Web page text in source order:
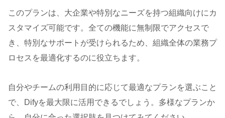
このプランは、大企業や特別なニーズを持つ組織向けにカ
スタマイズ可能です。全ての機能に無制限でアクセスで
き、特別なサポートが受けられるため、組織全体の業務プ
ロセスを最適化するのに役立ちます。
自分やチームの利用目的に応じて最適なプランを選ぶこと
で、Difyを最大限に活用できるでしょう。多様なプランか